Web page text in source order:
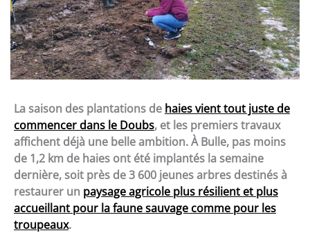
La saison des plantations de haies vient tout juste de
commencer dans le Doubs, et les premiers travaux
affichent déjà une belle ambition. À Bulle, pas moins
de 1,2 km de haies ont été implantés la semaine
dernière, soit près de 3 600 jeunes arbres destinés à
restaurer un paysage agricole plus résilient et plus
accueillant pour la faune sauvage comme pour les
troupeaux.